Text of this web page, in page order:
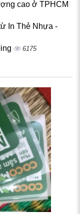
cao ở TPHCM
In Thẻ Nhựa -
6175